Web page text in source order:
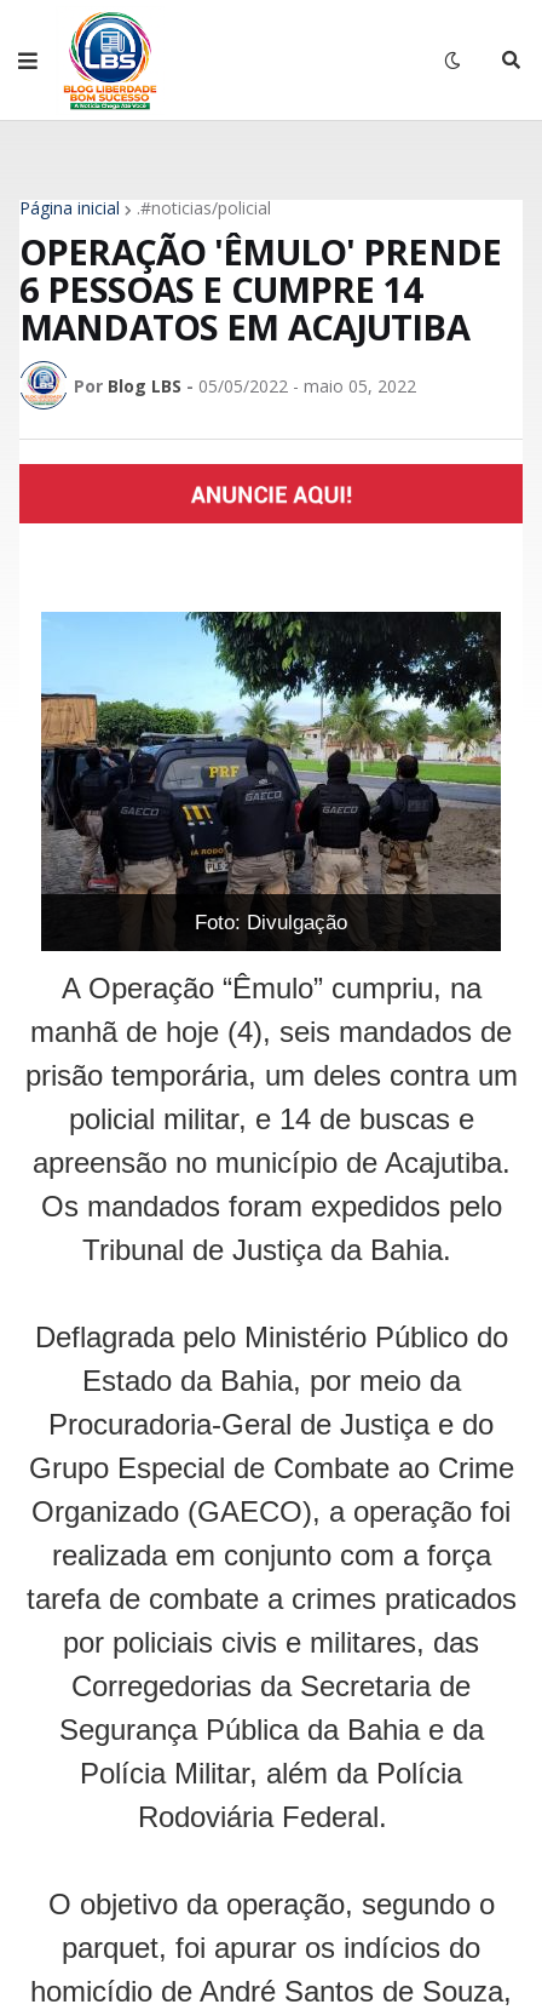
Página inicial .#noticias/policial
OPERAÇÃO 'ÊMULO' PRENDE
6 PESSOAS E CUMPRE 14
MANDATOS EM ACAJUTIBA
Por Blog LBS - 05/05/2022 - maio 05, 2022
Foto: Divulgação
A Operação “Êmulo” cumpriu, na
manhã de hoje (4), seis mandados de
prisão temporária, um deles contra um
policial militar, e 14 de buscas e
apreensão no município de Acajutiba.
Os mandados foram expedidos pelo
Tribunal de Justiça da Bahia.
Deflagrada pelo Ministério Público do
Estado da Bahia, por meio da
Procuradoria-Geral de Justiça e do
Grupo Especial de Combate ao Crime
Organizado (GAECO), a operação foi
realizada em conjunto com a força
tarefa de combate a crimes praticados
por policiais civis e militares, das
Corregedorias da Secretaria de
Segurança Pública da Bahia e da
Polícia Militar, além da Polícia
Rodoviária Federal.
O objetivo da operação, segundo o
parquet, foi apurar os indícios do
homicídio de André Santos de Souza,